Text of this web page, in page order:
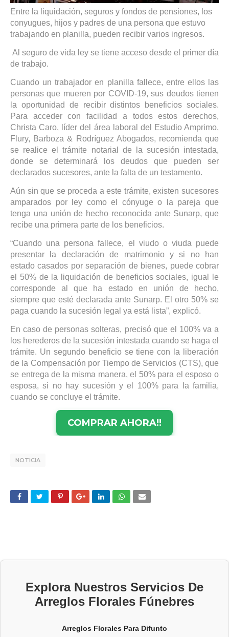
Entre la liquidación, seguros y fondos de pensiones, los
conyugues, hijos y padres de una persona que estuvo
trabajando en planilla, pueden recibir varios ingresos.
Al seguro de vida ley se tiene acceso desde el primer día
de trabajo.
Cuando un trabajador en planilla fallece, entre ellos las
personas que mueren por COVID-19, sus deudos tienen
la oportunidad de recibir distintos beneficios sociales.
Para acceder con facilidad a todos estos derechos,
Christa Caro, líder del área laboral del Estudio Amprimo,
Flury, Barboza & Rodríguez Abogados, recomienda que
se realice el trámite notarial de la sucesión intestada,
donde se determinará los deudos que pueden ser
declarados sucesores, ante la falta de un testamento.
Aún sin que se proceda a este trámite, existen sucesores
amparados por ley como el cónyuge o la pareja que
tenga una unión de hecho reconocida ante Sunarp, que
recibe una primera parte de los beneficios.
“Cuando una persona fallece, el viudo o viuda puede
presentar la declaración de matrimonio y si no han
estado casados por separación de bienes, puede cobrar
el 50% de la liquidación de beneficios sociales, igual le
corresponde al que ha estado en unión de hecho,
siempre que esté declarada ante Sunarp. El otro 50% se
paga cuando la sucesión legal ya está lista”, explicó.
En caso de personas solteras, precisó que el 100% va a
los herederos de la sucesión intestada cuando se haga el
trámite. Un segundo beneficio se tiene con la liberación
de la Compensación por Tiempo de Servicios (CTS), que
se entrega de la misma manera, el 50% para el esposo o
esposa, si no hay sucesión y el 100% para la familia,
cuando se concluye el trámite.
COMPRAR AHORA!!
NOTICIA
Explora Nuestros Servicios De
Arreglos Florales Fúnebres
Arreglos Florales Para Difunto